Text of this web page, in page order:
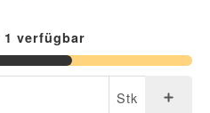
1 verfügbar
Stk